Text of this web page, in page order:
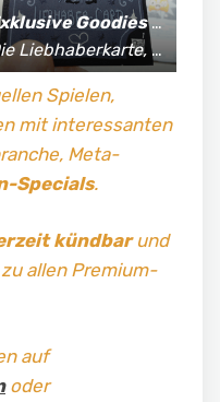
Goodiesfür Supporter*innen:
jährlich limitierte Fan-Shirts und vieles mehr!
Spielen,
mit interessanten
Meta-
Specials.
kündbarund
allen Premium-
auf
oder